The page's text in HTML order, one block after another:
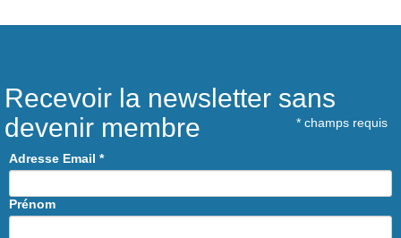
Recevoir la newsletter sans
devenir membre
* champs requis
Adresse Email *
Prénom